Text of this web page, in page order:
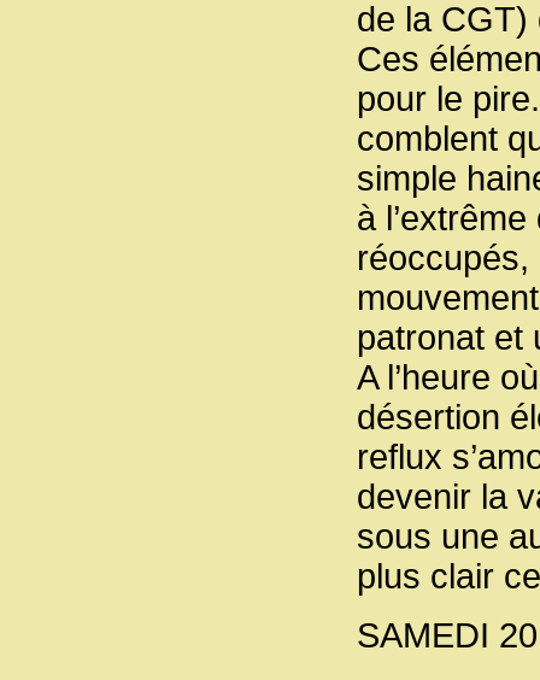
de la CGT)
Ces
pour le
comblent
simple
à
patronat et
A l’heure
désertion
reflux
devenir la
sous une
plus clair
SAMEDI 20